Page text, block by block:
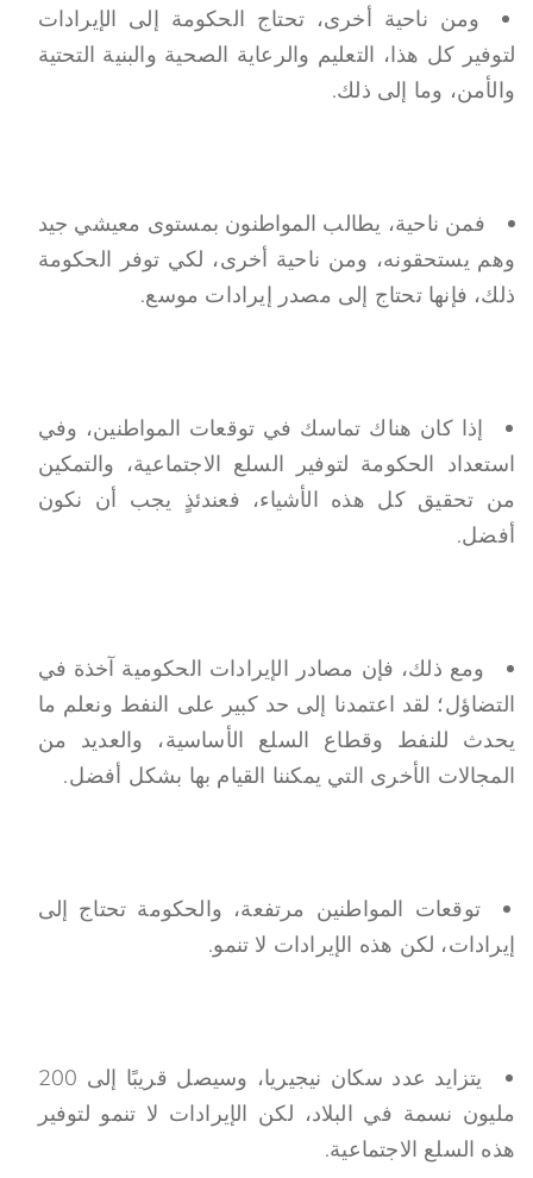
ومن ناحية أخرى، تحتاج الحكومة إلى الإيرادات
لتوفير كل هذا، التعليم والرعاية الصحية والبنية التحتية
والأمن، وما إلى ذلك.
فمن ناحية، يطالب المواطنون بمستوى معيشي جيد
وهم يستحقونه، ومن ناحية أخرى، لكي توفر الحكومة
ذلك، فإنها تحتاج إلى مصدر إيرادات موسع.
إذا كان هناك تماسك في توقعات المواطنين، وفي
استعداد الحكومة لتوفير السلع الاجتماعية، والتمكين
من تحقيق كل هذه الأشياء، فعندئذٍ يجب أن نكون
أفضل.
ومع ذلك، فإن مصادر الإيرادات الحكومية آخذة في
التضاؤل؛ لقد اعتمدنا إلى حد كبير على النفط ونعلم ما
يحدث للنفط وقطاع السلع الأساسية، والعديد من
المجالات الأخرى التي يمكننا القيام بها بشكل أفضل.
توقعات المواطنين مرتفعة، والحكومة تحتاج إلى
إيرادات، لكن هذه الإيرادات لا تنمو.
يتزايد عدد سكان نيجيريا، وسيصل قريبًا إلى 200
مليون نسمة في البلاد، لكن الإيرادات لا تنمو لتوفير
هذه السلع الاجتماعية.